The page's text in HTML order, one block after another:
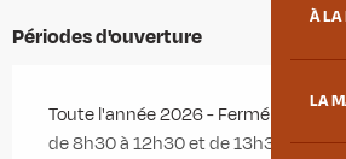
À LA
LA
Périodes d'ouverture
Toute l'année 2026 - Fermé le lundi,
de 8h30 à 12h30 et de 13h30 à 18h,